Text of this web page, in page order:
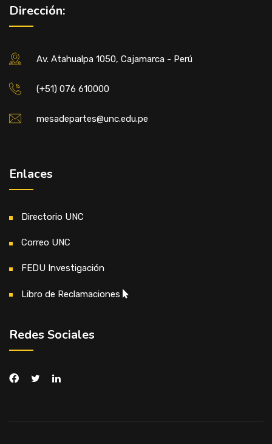
Dirección:
Av. Atahualpa 1050, Cajamarca - Perú
(+51) 076 610000
mesadepartes@unc.edu.pe
Enlaces
Directorio UNC
Correo UNC
FEDU Investigación
Libro de Reclamaciones
Redes Sociales